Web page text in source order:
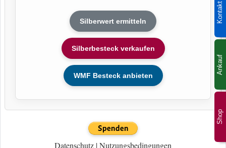
Shop
Kontakt
Ankauf
Silberwert ermitteln
Silberbesteck verkaufen
WMF Besteck anbieten
Datenschutz |Nutzungsbedingungen